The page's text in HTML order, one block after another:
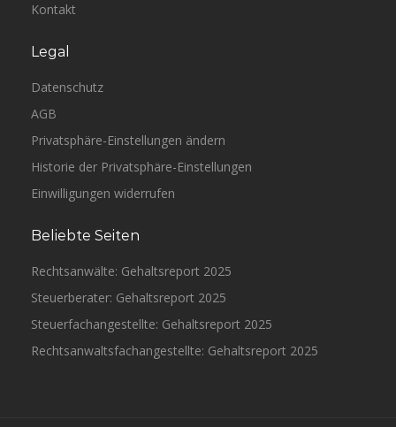
Kontakt
Legal
Datenschutz
AGB
Privatsphäre-Einstellungen ändern
Historie der Privatsphäre-Einstellungen
Einwilligungen widerrufen
Beliebte Seiten
Rechtsanwälte: Gehaltsreport 2025
Steuerberater: Gehaltsreport 2025
Steuerfachangestellte: Gehaltsreport 2025
Rechtsanwaltsfachangestellte: Gehaltsreport 2025